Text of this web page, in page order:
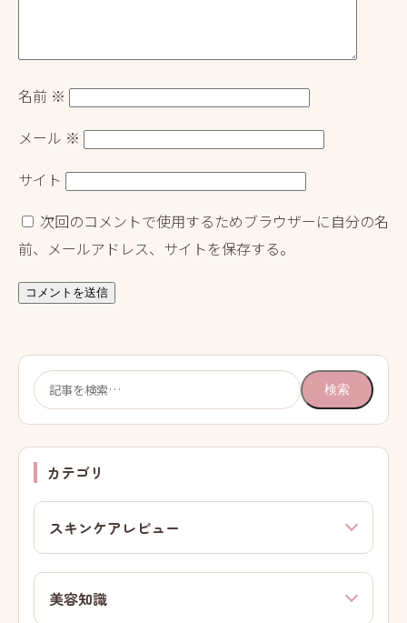
名前 ※
メール ※
サイト
次回のコメントで使用するためブラウザーに自分の名
前、メールアドレス、サイトを保存する。
検
索:
検索
カテゴリ
スキンケアレビュー
美容知識